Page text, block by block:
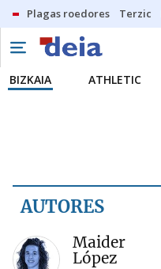
Plagas roedores Terzic
BIZKAIA ATHLETIC
AUTORES
Maider
López